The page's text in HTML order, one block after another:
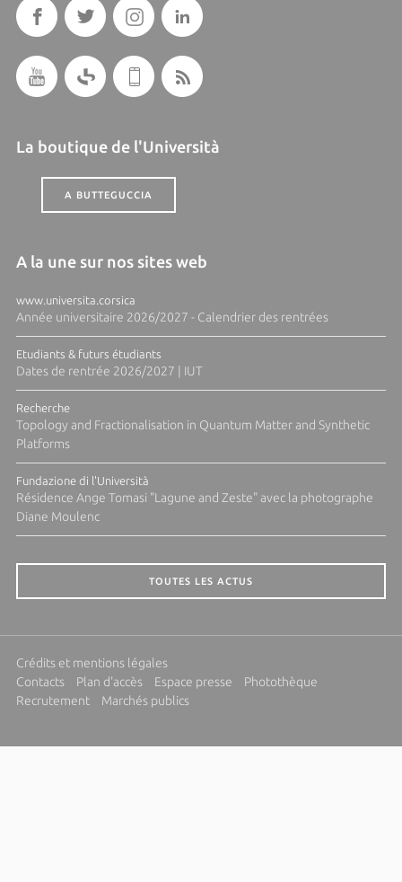
La boutique de l'Università
A BUTTEGUCCIA
A la une sur nos sites web
www.universita.corsica
Année universitaire 2026/2027 - Calendrier des rentrées
Etudiants & futurs étudiants
Dates de rentrée 2026/2027 | IUT
Recherche
Topology and Fractionalisation in Quantum Matter and Synthetic
Platforms
Fundazione di l'Università
Résidence Ange Tomasi "Lagune and Zeste" avec la photographe
Diane Moulenc
TOUTES LES ACTUS
Crédits et mentions légales
Contacts
Plan d'accès Espace presse
Photothèque
Recrutement
Marchés publics